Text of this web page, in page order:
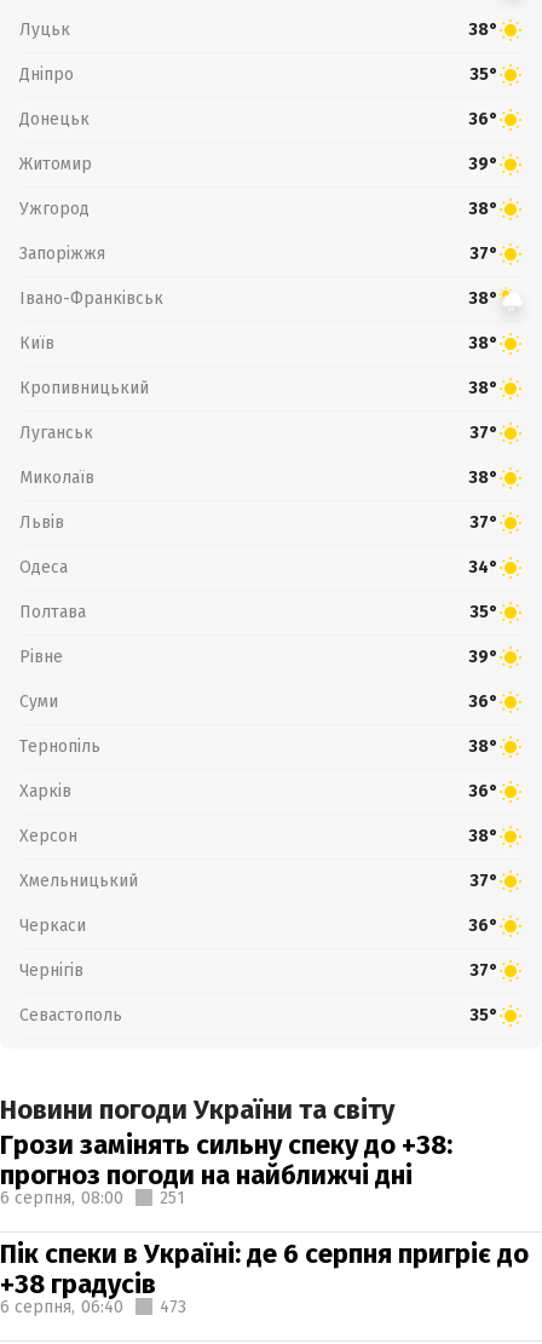
Луцьк 38°
Дніпро 35°
Донецьк 36°
Житомир 39°
Ужгород 38°
Запоріжжя 37°
Івано-Франківськ 38°
Київ 38°
Кропивницький 38°
Луганськ 37°
Миколаїв 38°
Львів 37°
Одеса 34°
Полтава 35°
Рівне 39°
Суми 36°
Тернопіль 38°
Харків 36°
Херсон 38°
Хмельницький 37°
Черкаси 36°
Чернігів 37°
Севастополь 35°
Новини погоди України та світу
Грози замінять сильну спеку до +38:
прогноз погоди на найближчі дні
6 серпня, 08:00 251
Пік спеки в Україні: де 6 серпня пригріє до
+38 градусів
6 серпня, 06:40 473